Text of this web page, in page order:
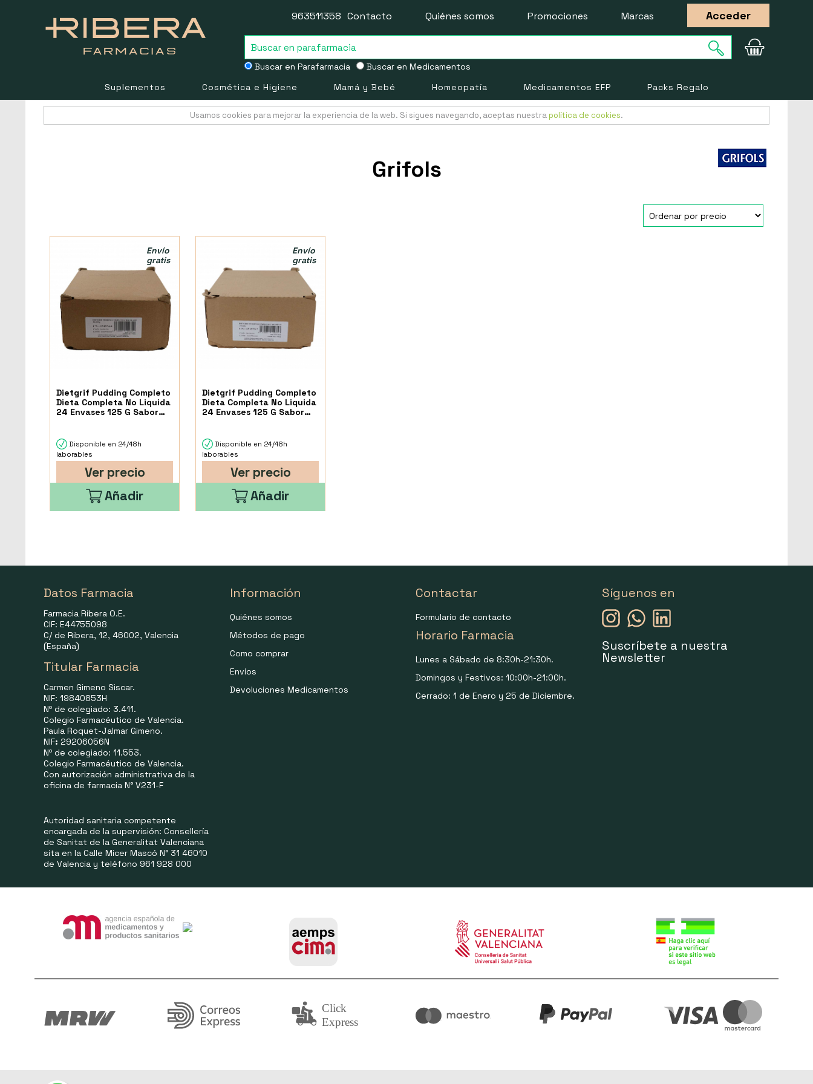
Buscar en Parafarmacia Buscar en Medicamentos
963511358 Contacto Quiénes somos Promociones Marcas Acceder
Suplementos Cosmética e Higiene Mamá y Bebé Homeopatía Medicamentos EFP Packs Regalo
Usamos cookies para mejorar la experiencia de la web. Si sigues navegando, aceptas nuestra política de cookies.
Grifols
Dietgrif Pudding Completo
Dieta Completa No Liquida
24 Envases 125 G Sabor
Envío
gratis
Disponible en 24/48h
laborables
Ver precio
Añadir
Dietgrif Pudding Completo
Dieta Completa No Liquida
24 Envases 125 G Sabor
Envío
gratis
Disponible en 24/48h
laborables
Ver precio
Añadir
Datos Farmacia
Farmacia Ribera O.E.
CIF: E44755098
C/ de Ribera, 12, 46002, Valencia
(España)
Titular Farmacia
Carmen Gimeno Siscar.
NIF: 19840853H
Nº de colegiado: 3.411.
Colegio Farmacéutico de Valencia.
Paula Roquet-Jalmar Gimeno.
NIF: 29206056N
Nº de colegiado: 11.553.
Colegio Farmacéutico de Valencia.
Con autorización administrativa de la
oficina de farmacia N° V231-F
Autoridad sanitaria competente
encargada de la supervisión: Consellería
de Sanitat de la Generalitat Valenciana
sita en la Calle Micer Mascó N° 31 46010
de Valencia y teléfono 961 928 000
Información
Quiénes somos
Métodos de pago
Como comprar
Envíos
Devoluciones Medicamentos
Contactar
Formulario de contacto
Horario Farmacia
Lunes a Sábado de 8:30h-21:30h.
Domingos y Festivos: 10:00h-21:00h.
Cerrado: 1 de Enero y 25 de Diciembre.
Síguenos en
Suscríbete a nuestra
Newsletter